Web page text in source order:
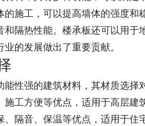
的施工，可以提高墙体的强度
和隔热性能。楼承板还可以用
的发展做出了重要贡献。
能性强的建筑材料，其材质选
施工方便等优点，适用于高层
、隔音、保温等优点，适用于